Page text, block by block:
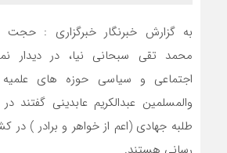
به گزارش خبرنگار خبرگزاری : حجت
محمد تقی سبحانی نیا، در دیدار
اجتماعی و سیاسی حوزه های
طلبه جهادی (اعم از خواهر و برادر )